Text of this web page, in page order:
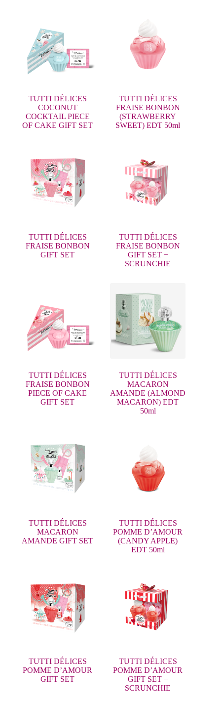
TUTTI DÉLICES
COCONUT
COCKTAIL PIECE
OF CAKE GIFT SET
TUTTI DÉLICES
FRAISE BONBON
(STRAWBERRY
SWEET) EDT 50ml
TUTTI DÉLICES
FRAISE BONBON
GIFT SET
TUTTI DÉLICES
FRAISE BONBON
GIFT SET +
SCRUNCHIE
TUTTI DÉLICES
FRAISE BONBON
PIECE OF CAKE
GIFT SET
TUTTI DÉLICES
MACARON
AMANDE (ALMOND
MACARON) EDT
50ml
TUTTI DÉLICES
MACARON
AMANDE GIFT SET
TUTTI DÉLICES
POMME D’AMOUR
(CANDY APPLE)
EDT 50ml
TUTTI DÉLICES
POMME D’AMOUR
GIFT SET
TUTTI DÉLICES
POMME D’AMOUR
GIFT SET +
SCRUNCHIE